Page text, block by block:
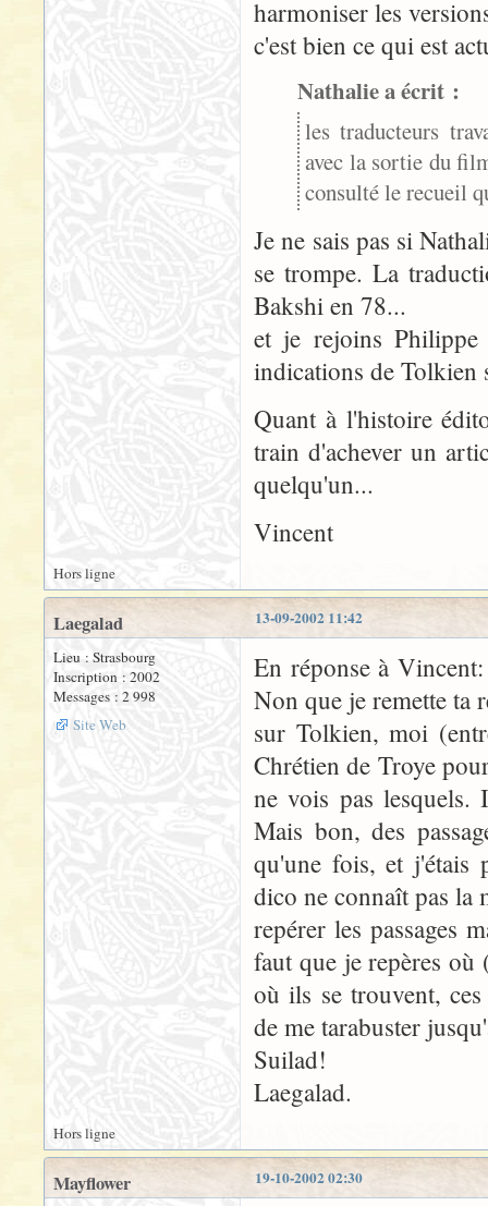
harmoniser les
c'est bien ce qui est
Nathalie a écrit :
les traducteurs
avec la sortie du
consulté le recueil
Je ne sais pas si
se trompe. La
Bakshi en 78...
et je rejoins
indications de Tolkien
Quant à l'histoire
train d'achever un
quelqu'un...
Vincent
Hors ligne
13-09-2002 11:42
Laegalad
Lieu : Strasbourg
Inscription : 2002
Messages : 2 998
Site Web
En réponse à
Non que je remette ta
sur Tolkien, moi
Chrétien de Troye
ne vois pas lesquels.
Mais bon, des
qu'une fois, et j'étais
dico ne connaît pas la
repérer les passages
faut que je repères où
où ils se trouvent,
de me tarabuster
Suilad!
Laegalad.
Hors ligne
19-10-2002 02:30
Mayflower